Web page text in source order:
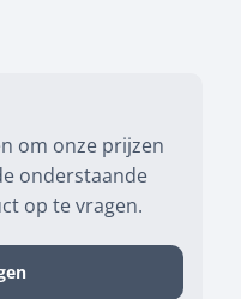
om onze prijzen
onderstaande
op te vragen.